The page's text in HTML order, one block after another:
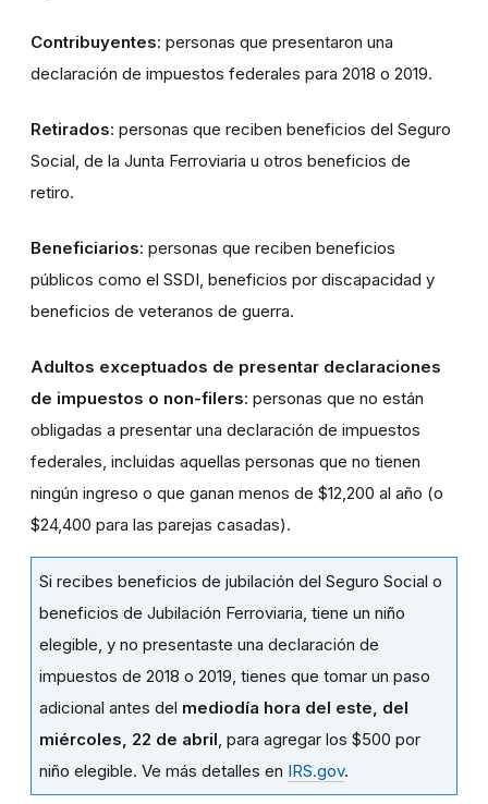
Contribuyentes: personas que presentaron una
declaración de impuestos federales para 2018 o 2019.
Retirados: personas que reciben beneficios del Seguro
Social, de la Junta Ferroviaria u otros beneficios de
retiro.
Beneficiarios: personas que reciben beneficios
públicos como el SSDI, beneficios por discapacidad y
beneficios de veteranos de guerra.
Adultos exceptuados de presentar declaraciones
de impuestos o non-filers: personas que no están
obligadas a presentar una declaración de impuestos
federales, incluidas aquellas personas que no tienen
ningún ingreso o que ganan menos de $12,200 al año (o
$24,400 para las parejas casadas).
Si recibes beneficios de jubilación del Seguro Social o
beneficios de Jubilación Ferroviaria, tiene un niño
elegible, y no presentaste una declaración de
impuestos de 2018 o 2019, tienes que tomar un paso
adicional antes del mediodía hora del este, del
miércoles, 22 de abril , para agregar los $500 por
niño elegible. Ve más detalles en IRS.gov.